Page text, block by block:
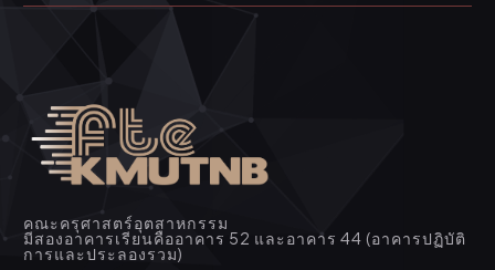
คณะครุศาสตร์อุตสาหกรรม
มีสองอาคารเรียนคืออาคาร 52 และอาคาร 44 (อาคารปฏิบัติ
การและประลองรวม)